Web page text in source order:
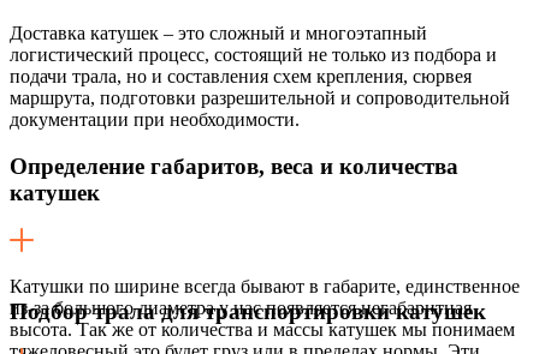
Доставка катушек – это сложный и многоэтапный
логистический процесс, состоящий не только из подбора и
подачи трала, но и составления схем крепления, сюрвея
маршрута, подготовки разрешительной и сопроводительной
документации при необходимости.
Определение габаритов, веса и количества
катушек
Катушки по ширине всегда бывают в габарите, единственное
из-за большого диаметра у нас появляется негабаритная
высота. Так же от количества и массы катушек мы понимаем
Подбор трала для транспортировки катушек